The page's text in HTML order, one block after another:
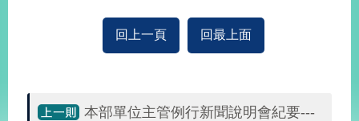
回上一頁 回最上面
本部單位主管例行新聞說明會紀要---